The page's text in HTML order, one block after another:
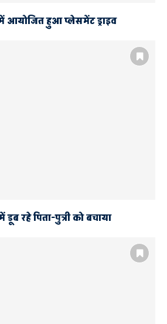
आयोजित हुआ प्लेसमेंट ड्राइव
रहे पिता-पुत्री को बचाया